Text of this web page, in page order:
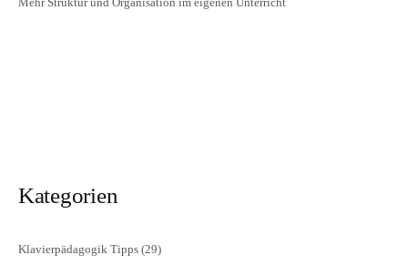
Kategorien
Klavierpädagogik Tipps (29)